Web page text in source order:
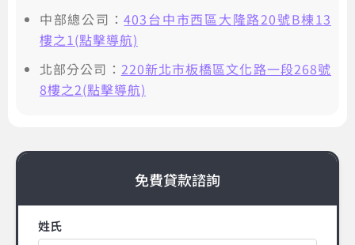
中部總公司：403台中市西區大隆路20號B棟13
樓之1(點擊導航)
北部分公司： 220新北市板橋區文化路一段268號
8樓之2(點擊導航)
免費貸款諮詢
姓氏